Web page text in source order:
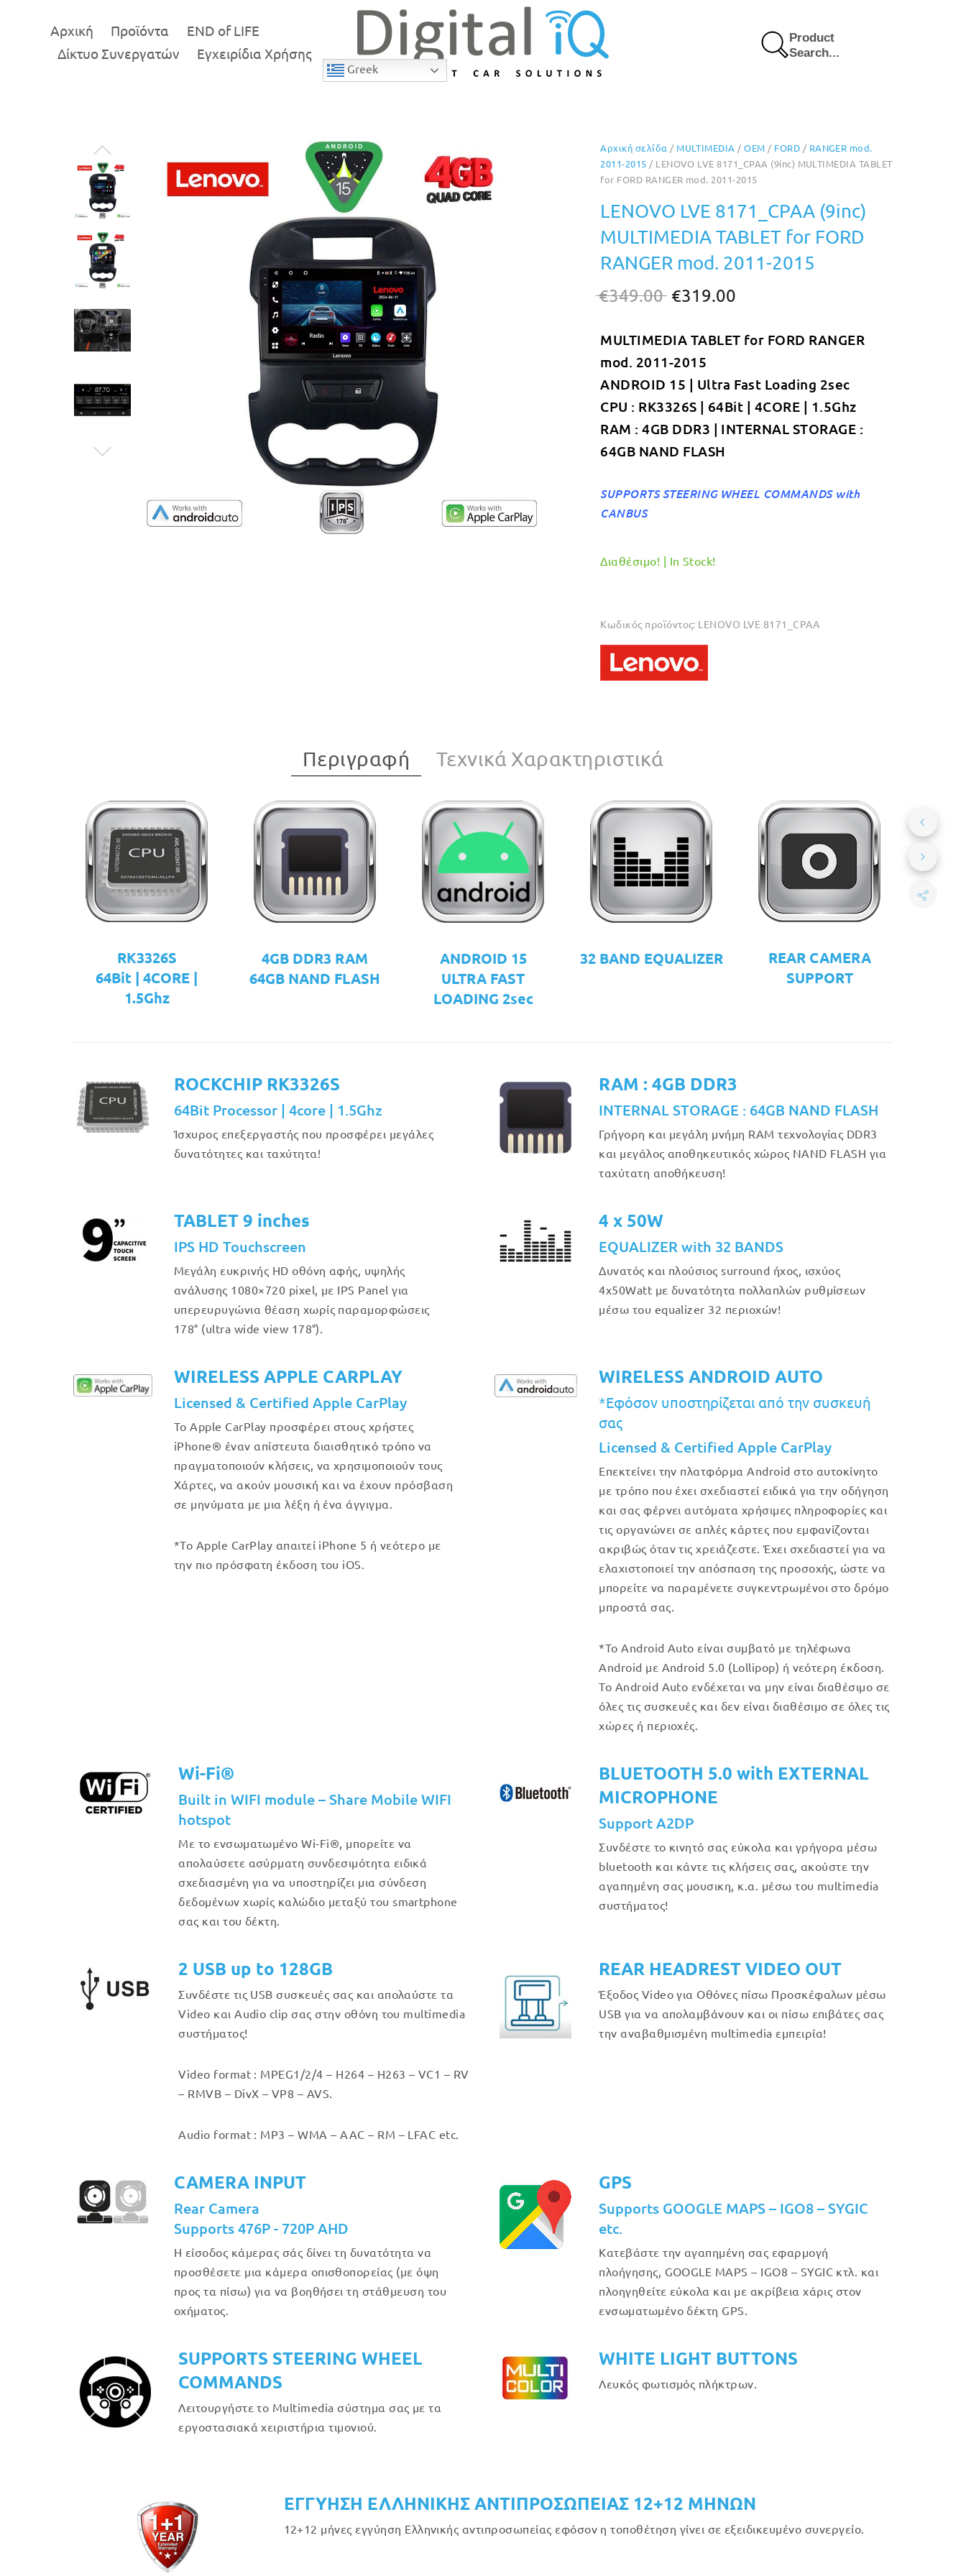
Αρχική Προϊόντα
END of LIFE
Δίκτυο Συνεργατών
Εγχειρίδια Χρήσης
Greek
Product
Search...
9% Έκπτωση
Αρχική σελίδα / MULTIMEDIA /OEM / FORD / RANGER mod.
2011-2015 / LENOVO LVE 8171_CPAA (9inc) MULTIMEDIA TABLET
for FORD RANGER mod. 2011-2015
LENOVO LVE 8171_CPAA (9inc)
MULTIMEDIA TABLET for FORD
RANGER mod. 2011-2015
€349.00 Original
was:
€349.00.
€319.00
τιμή
€319.00.
MULTIMEDIA TABLET for FORD RANGER
mod. 2011-2015
ANDROID 15 | Ultra Fast Loading 2sec
CPU : RK3326S | 64Bit | 4CORE | 1.5Ghz
RAM : 4GB DDR3 | INTERNAL STORAGE :
64GB NAND FLASH
SUPPORTS STEERING WHEEL COMMANDS with
CANBUS
Διαθέσιμο! | In Stock!
Κωδικός προϊόντος: LENOVO LVE 8171_CPAA
Περιγραφή Τεχνικά Χαρακτηριστικά
RK3326S
64Bit | 4CORE |
1.5Ghz
4GB DDR3 RAM
64GB NAND FLASH
ANDROID 15
ULTRA FAST
LOADING 2sec
32 BAND EQUALIZER
REAR CAMERA
SUPPORT
ROCKCHIP RK3326S
64Bit Processor | 4core | 1.5Ghz
Ίσχυρος επεξεργαστής που προσφέρει μεγάλες
δυνατότητες και ταχύτητα!
RAM : 4GB DDR3
INTERNAL STORAGE : 64GB NAND FLASH
Γρήγορη και μεγάλη μνήμη RAM τεχνολογίας DDR3
και μεγάλος αποθηκευτικός χώρος NAND FLASH για
ταχύτατη αποθήκευση!
TABLET 9 inches
IPS HD Touchscreen
Μεγάλη ευκρινής HD οθόνη αφής, υψηλής
ανάλυσης 1080×720 pixel, με IPS Panel για
υπερευρυγώνια θέαση χωρίς παραμορφώσεις
178° (ultra wide view 178°).
4 x 50W
EQUALIZER with 32 BANDS
Δυνατός και πλούσιος surround ήχος, ισχύος
4x50Watt με δυνατότητα πολλαπλών ρυθμίσεων
μέσω του equalizer 32 περιοχών!
WIRELESS APPLE CARPLAY
Licensed & Certified Apple CarPlay
Το Apple CarPlay προσφέρει στους χρήστες
iPhone® έναν απίστευτα διαισθητικό τρόπο να
πραγματοποιούν κλήσεις, να χρησιμοποιούν τους
Χάρτες, να ακούν μουσική και να έχουν πρόσβαση
σε μηνύματα με μια λέξη ή ένα άγγιγμα.
*Το Apple CarPlay απαιτεί iPhone 5 ή νεότερο με
την πιο πρόσφατη έκδοση του iOS.
WIRELESS ANDROID AUTO
*Εφόσον υποστηρίζεται από την συσκευή
σας
Licensed & Certified Apple CarPlay
Επεκτείνει την πλατφόρμα Android στο αυτοκίνητο
με τρόπο που έχει σχεδιαστεί ειδικά για την οδήγηση
και σας φέρνει αυτόματα χρήσιμες πληροφορίες και
τις οργανώνει σε απλές κάρτες που εμφανίζονται
ακριβώς όταν τις χρειάζεστε. Έχει σχεδιαστεί για να
ελαχιστοποιεί την απόσπαση της προσοχής, ώστε να
μπορείτε να παραμένετε συγκεντρωμένοι στο δρόμο
μπροστά σας.
*Το Android Auto είναι συμβατό με τηλέφωνα
Android με Android 5.0 (Lollipop) ή νεότερη έκδοση.
Το Android Auto ενδέχεται να μην είναι διαθέσιμο σε
όλες τις συσκευές και δεν είναι διαθέσιμο σε όλες τις
χώρες ή περιοχές.
Wi-Fi®
Built in WIFI module – Share Mobile WIFI
hotspot
Με το ενσωματωμένο Wi-Fi®, μπορείτε να
απολαύσετε ασύρματη συνδεσιμότητα ειδικά
σχεδιασμένη για να υποστηρίζει μια σύνδεση
δεδομένων χωρίς καλώδιο μεταξύ του smartphone
σας και του δέκτη.
BLUETOOTH 5.0 with EXTERNAL
MICROPHONE
Support A2DP
Συνδέστε το κινητό σας εύκολα και γρήγορα μέσω
bluetooth και κάντε τις κλήσεις σας, ακούστε την
αγαπημένη σας μουσικη, κ.α. μέσω του multimedia
συστήματος!
2 USB up to 128GB
Συνδέστε τις USB συσκευές σας και απολαύστε τα
Video και Audio clip σας στην οθόνη του multimedia
συστήματος!
Video format : MPEG1/2/4 – H264 – H263 – VC1 – RV
– RMVB – DivX – VP8 – AVS.
Audio format : MP3 – WMA – AAC – RM – LFAC etc.
REAR HEADREST VIDEO OUT
Έξοδος Video για Οθόνες πίσω Προσκέφαλων μέσω
USB για να απολαμβάνουν και οι πίσω επιβάτες σας
την αναβαθμισμένη multimedia εμπειρία!
CAMERA INPUT
Rear Camera
Supports 476P - 720P AHD
Η είσοδος κάμερας σάς δίνει τη δυνατότητα να
προσθέσετε μια κάμερα οπισθοπορείας (με όψη
προς τα πίσω) για να βοηθήσει τη στάθμευση του
οχήματος.
GPS
Supports GOOGLE MAPS – IGO8 – SYGIC
etc.
Κατεβάστε την αγαπημένη σας εφαρμογή
πλοήγησης, GOOGLE MAPS – IGO8 – SYGIC κτλ. και
πλοηγηθείτε εύκολα και με ακρίβεια χάρις στον
ενσωματωμένο δέκτη GPS.
SUPPORTS STEERING WHEEL
COMMANDS
Λειτουργήστε το Multimedia σύστημα σας με τα
εργοστασιακά χειριστήρια τιμονιού.
WHITE LIGHT BUTTONS
Λευκός φωτισμός πλήκτρων.
ΕΓΓΥΗΣΗ ΕΛΛΗΝΙΚΗΣ ΑΝΤΙΠΡΟΣΩΠΕΙΑΣ 12+12 ΜΗΝΩΝ
12+12 μήνες εγγύηση Ελληνικής αντιπροσωπείας εφόσον η τοποθέτηση γίνει σε εξειδικευμένο συνεργείο.